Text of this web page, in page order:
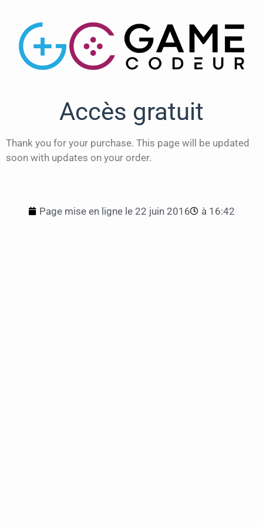
Accès gratuit
Thank you for your purchase. This page will be updated
soon with updates on your order.
Page mise en ligne le 22 juin 2016 à 16:42